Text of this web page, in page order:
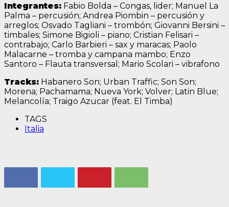
Integrantes: Fabio Bolda – Congas, lider; Manuel La
Palma – percusión; Andrea Piombin – percusión y
arreglos; Osvado Tagliani – trombón; Giovanni Bersini –
timbales; Simone Bigioli – piano; Cristian Felisari –
contrabajo; Carlo Barbieri – sax y maracas; Paolo
Malacarne – tromba y campana mambo; Enzo
Santoro – Flauta transversal; Mario Scolari – vibrafono
Tracks: Habanero Son; Urban Traffic; Son Son;
Morena; Pachamama; Nueva York; Volver; Latin Blue;
Melancolía; Traigo Azucar (feat. El Timba)
TAGS
Italia